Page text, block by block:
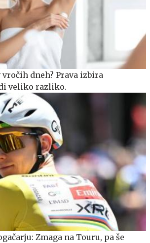
dneh? Prava izbira
veliko razliko.
Zmaga na Touru, pa še